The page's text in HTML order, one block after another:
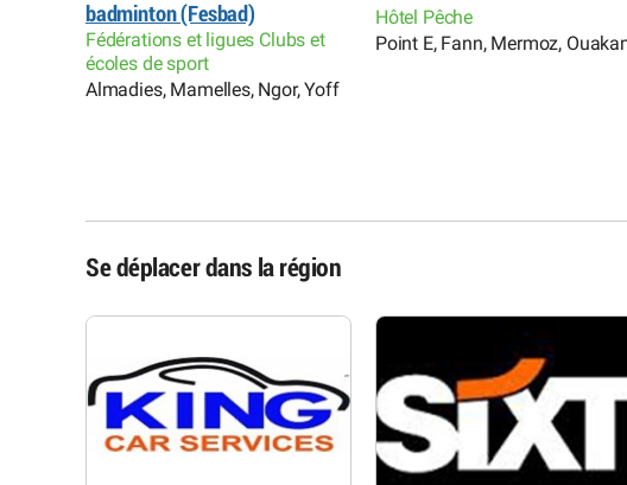
badminton (Fesbad)
Fédérations et ligues Clubs et
écoles de sport
Almadies, Mamelles, Ngor, Yoff
Hôtel Pêche
Point E, Fann, Mermoz,
Se déplacer dans la région